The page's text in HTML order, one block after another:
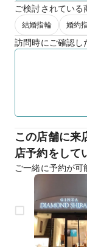
ご検討されている
結婚指輪 婚約
訪問時にご確認し
この店舗に来
店予約をして
ご一緒に予約が可